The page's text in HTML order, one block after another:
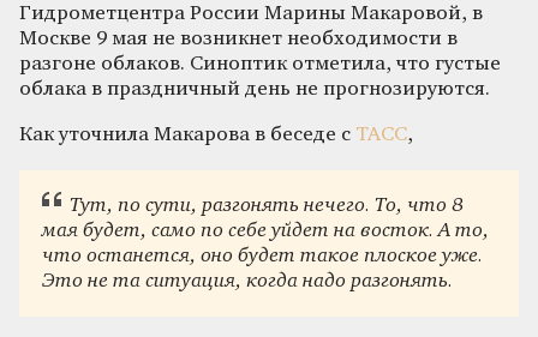
Гидрометцентра России Марины Макаровой, в
Москве 9 мая не возникнет необходимости в
разгоне облаков. Синоптик отметила, что густые
облака в праздничный день не прогнозируются.
Как уточнила Макарова в беседе с ТАСС,
Тут, по сути, разгонять нечего. То, что 8
мая будет, само по себе уйдет на восток. А то,
что останется, оно будет такое плоское уже.
Это не та ситуация, когда надо разгонять.